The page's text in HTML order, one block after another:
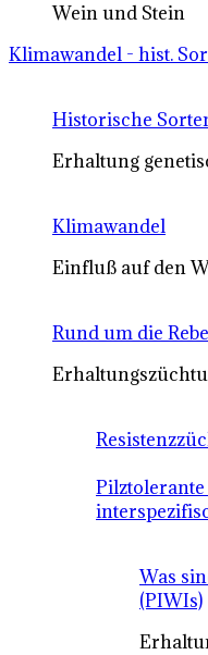
Wein und Stein
Klimawandel - hist.
Historische
Erhaltung
Klimawandel
Einfluß auf den
Rund um die
Was
(PIWIs)